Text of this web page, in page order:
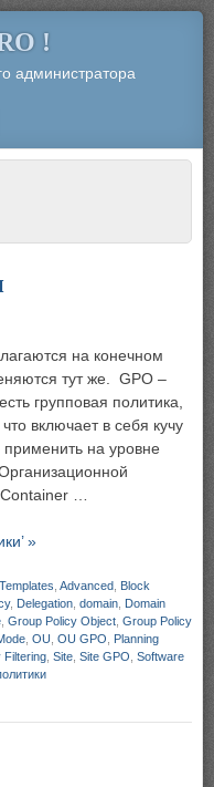
!
администратора
на конечном
тут же. GPO –
групповая политика,
включает в себя кучу
на уровне
…
»
Advanced Block
, Delegation domain Domain
Group Policy Object Group Policy
OU OU GPO
Planning
Filtering Site Site GPO Software